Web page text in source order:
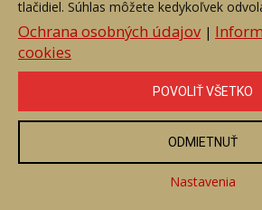
Hlavná stránka Aukčný katalóg
Termíny aukcií
Online
DARTE AUKČNÁ SPOLOČNOSŤ
Akékoľvek používanie obrazových a
podmienené výslovným súhlasom jej
vyhradené.
tlačidiel. Súhlas môžete kedykoľvek
Ochrana osobných údajov|
cookies
POVOLIŤ VŠETKO
ODMIETNUŤ
Nastavenia